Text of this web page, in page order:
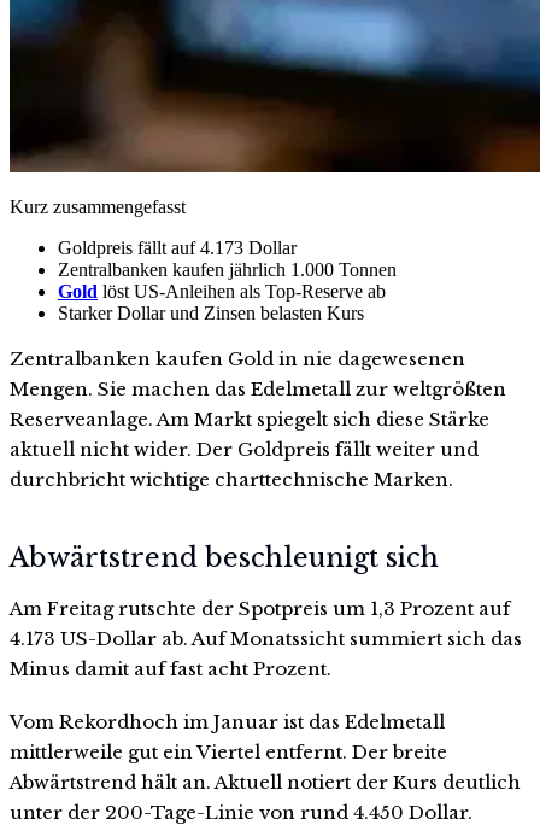
Kurz zusammengefasst
Goldpreis fällt auf 4.173 Dollar
Zentralbanken kaufen jährlich 1.000 Tonnen
Gold löst US-Anleihen als Top-Reserve ab
Starker Dollar und Zinsen belasten Kurs
Zentralbanken kaufen Gold in nie dagewesenen
Mengen. Sie machen das Edelmetall zur weltgrößten
Reserveanlage. Am Markt spiegelt sich diese Stärke
aktuell nicht wider. Der Goldpreis fällt weiter und
durchbricht wichtige charttechnische Marken.
Abwärtstrend beschleunigt sich
Am Freitag rutschte der Spotpreis um 1,3 Prozent auf
4.173 US-Dollar ab. Auf Monatssicht summiert sich das
Minus damit auf fast acht Prozent.
Vom Rekordhoch im Januar ist das Edelmetall
mittlerweile gut ein Viertel entfernt. Der breite
Abwärtstrend hält an. Aktuell notiert der Kurs deutlich
unter der 200-Tage-Linie von rund 4.450 Dollar.